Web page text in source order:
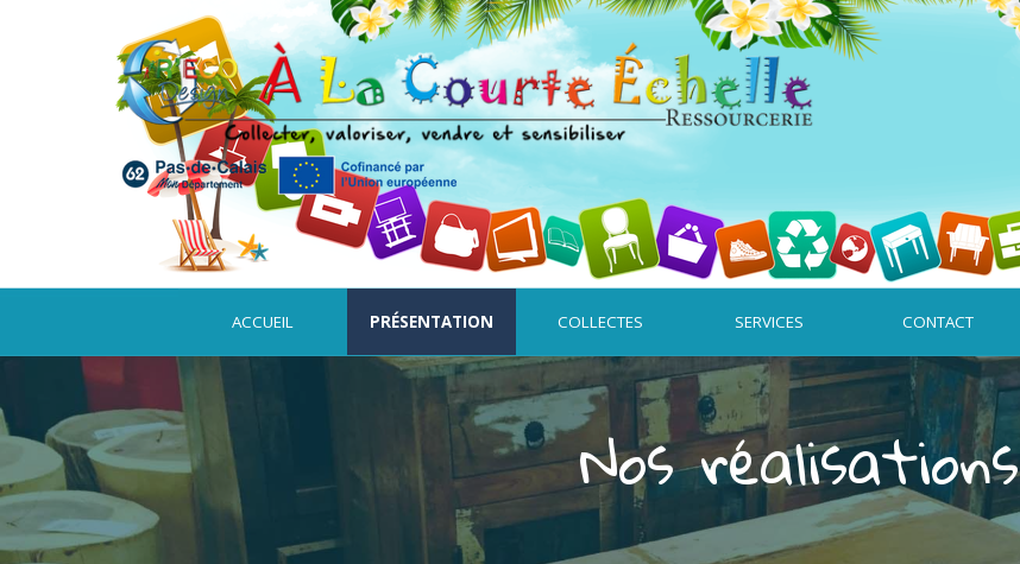
ACCUEIL PRÉSENTATION ▼
COLLECTES ▼
SERVICES ▼
CONTACT
Nos réalisations